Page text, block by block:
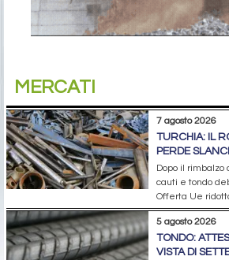
MERCATI
7 agosto 2026
TURCHIA: IL
PERDE
Dopo il rimbalzo
cauti e tondo
Offerta Ue
5 agosto 2026
TONDO:
VISTA DI